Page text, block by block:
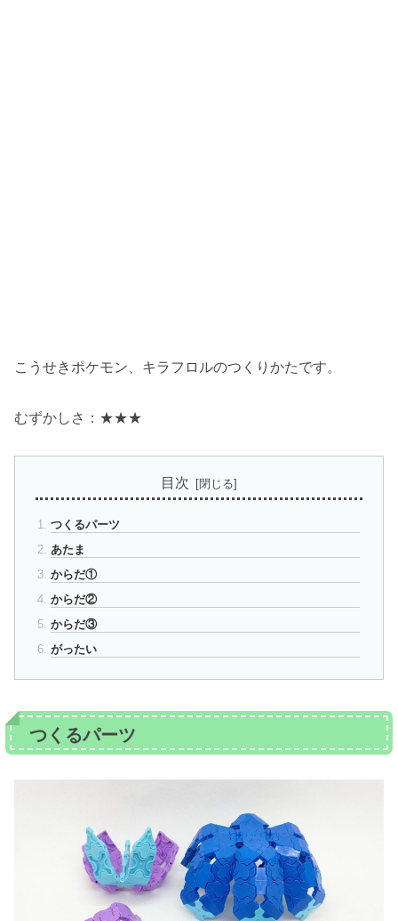
こうせきポケモン、キラフロルのつくりかたです。
むずかしさ：★★★
目次
つくるパーツ
あたま
からだ①
からだ②
からだ③
がったい
つくるパーツ